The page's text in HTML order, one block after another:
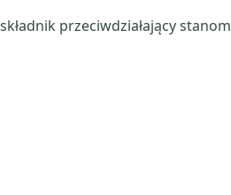
przeciwdziałający stanom